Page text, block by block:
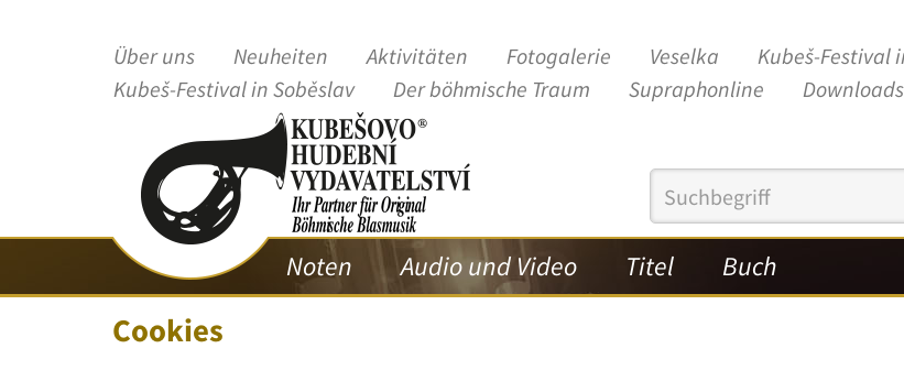
Über uns Neuheiten Aktivitäten Fotogalerie Veselka
Kubeš-Festival
Kubeš-Festival in Soběslav
Der böhmische Traum Supraphonline Downloads
Seit mehr als
Noten Audio und Video Titel Buch
Cookies